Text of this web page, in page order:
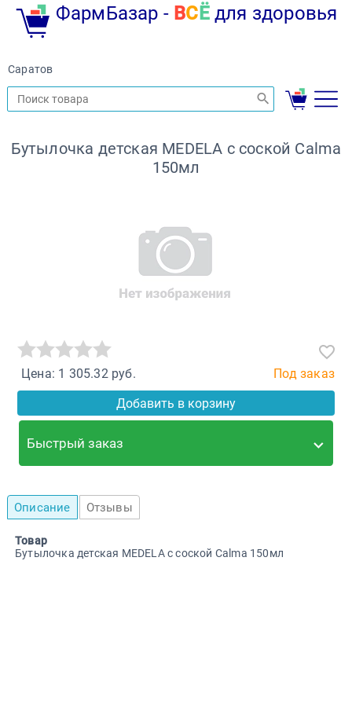
ФармБазар - ВС Ёдля здоровья
Саратов
Бутылочка детская MEDELA с соской Calma
150мл
Цена: 1 305.32 руб.
Под заказ
Добавить в корзину
Быстрый заказ
Описание Отзывы
Товар
Бутылочка детская MEDELA с соской Calma 150мл